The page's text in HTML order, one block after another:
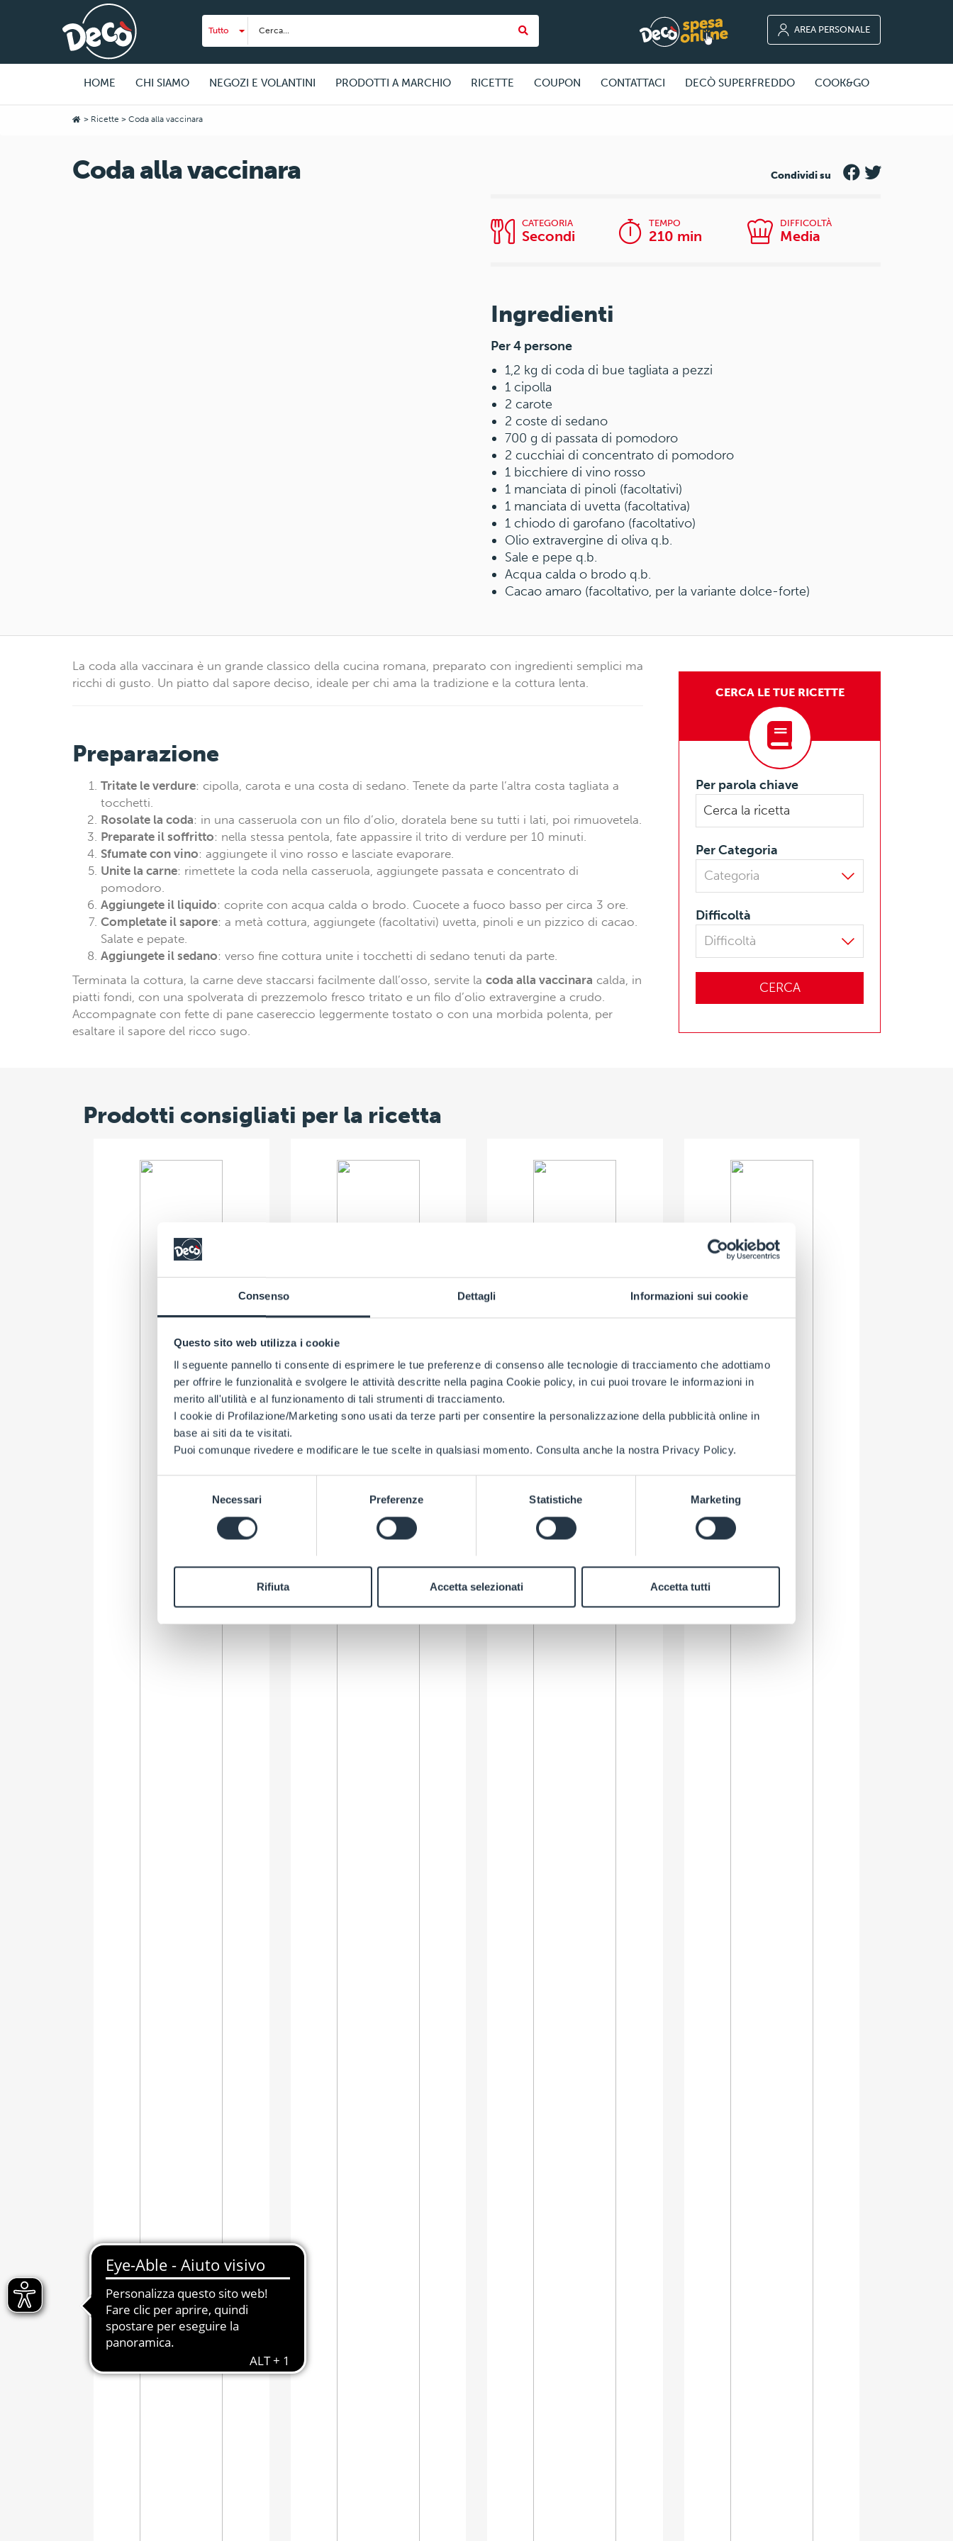
Consenso Dettagli Informazioni sui cookie
Questo sito web utilizza i cookie
Il seguente pannello ti consente di esprimere le tue preferenze di consenso alle tecnologie di tracciamento che adottiamo
per offrire le funzionalità e svolgere le attività descritte nella pagina Cookie policy, in cui puoi trovare le informazioni in
merito all'utilità e al funzionamento di tali strumenti di tracciamento.
I cookie di Profilazione/Marketing sono usati da terze parti per consentire la personalizzazione della pubblicità online in
base ai siti da te visitati.
Puoi comunque rivedere e modificare le tue scelte in qualsiasi momento. Consulta anche la nostra Privacy Policy.
Necessari Preferenze Statistiche Marketing
Rifiuta Accetta selezionati Accetta tutti
AREA PERSONALE
HOME CHI SIAMO NEGOZI E VOLANTINI PRODOTTI A MARCHIO RICETTE COUPON CONTATTACI DECÒ SUPERFREDDO COOK&GO
> Ricette > Coda alla vaccinara
Coda alla vaccinara Condividi su
CATEGORIA
Secondi
TEMPO
210 min
DIFFICOLTÀ
Media
Ingredienti
Per 4 persone
1,2 kg di coda di bue tagliata a pezzi
1 cipolla
2 carote
2 coste di sedano
700 g di passata di pomodoro
2 cucchiai di concentrato di pomodoro
1 bicchiere di vino rosso
1 manciata di pinoli (facoltativi)
1 manciata di uvetta (facoltativa)
1 chiodo di garofano (facoltativo)
Olio extravergine di oliva q.b.
Sale e pepe q.b.
Acqua calda o brodo q.b.
Cacao amaro (facoltativo, per la variante dolce-forte)
La coda alla vaccinara è un grande classico della cucina romana, preparato con ingredienti semplici ma
ricchi di gusto. Un piatto dal sapore deciso, ideale per chi ama la tradizione e la cottura lenta.
Preparazione
Tritate le verdure: cipolla, carota e una costa di sedano. Tenete da parte l’altra costa tagliata a
tocchetti.
Rosolate la coda: in una casseruola con un filo d’olio, doratela bene su tutti i lati, poi rimuovetela.
Preparate il soffritto: nella stessa pentola, fate appassire il trito di verdure per 10 minuti.
Sfumate con vino: aggiungete il vino rosso e lasciate evaporare.
Unite la carne: rimettete la coda nella casseruola, aggiungete passata e concentrato di
pomodoro.
Aggiungete il liquido: coprite con acqua calda o brodo. Cuocete a fuoco basso per circa 3 ore.
Completate il sapore: a metà cottura, aggiungete (facoltativi) uvetta, pinoli e un pizzico di cacao.
Salate e pepate.
Aggiungete il sedano: verso fine cottura unite i tocchetti di sedano tenuti da parte.
Terminata la cottura, la carne deve staccarsi facilmente dall’osso, servite la coda alla vaccinara calda, in
piatti fondi, con una spolverata di prezzemolo fresco tritato e un filo d’olio extravergine a crudo.
Accompagnate con fette di pane casereccio leggermente tostato o con una morbida polenta, per
esaltare il sapore del ricco sugo.
CERCA LE TUE RICETTE
Per parola chiave
Per Categoria
Difficoltà
CERCA
Prodotti consigliati per la ricetta